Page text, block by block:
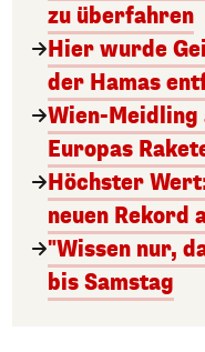
zu überfahren
Hier wurde
der Hamas
Wien-
Europas
Höchster
neuen Rekord
"Wissen nur,
bis Samstag